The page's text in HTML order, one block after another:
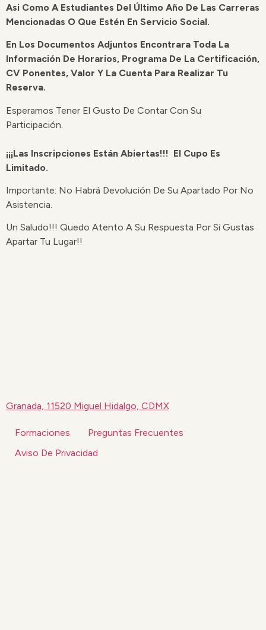
Asi Como A Estudiantes Del Último Año De Las Carreras
Mencionadas O Que Estén En Servicio Social.
En Los Documentos Adjuntos Encontrara Toda La
Información De Horarios, Programa De La Certificación,
CV Ponentes, Valor Y La Cuenta Para Realizar Tu
Reserva.
Esperamos Tener El Gusto De Contar Con Su
Participación.
¡¡¡Las Inscripciones Están Abiertas!!! El Cupo Es
Limitado.
Importante: No Habrá Devolución De Su Apartado Por No
Asistencia.
Un Saludo!!! Quedo Atento A Su Respuesta Por Si Gustas
Apartar Tu Lugar!!
Granada, 11520 Miguel Hidalgo, CDMX
Formaciones
Preguntas Frecuentes
Aviso De Privacidad